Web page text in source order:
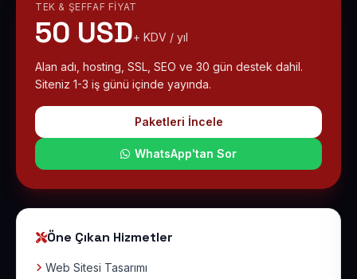
TEK & ŞEFFAF FIYAT
50 USD+ KDV / yıl
Alan adı, hosting, SSL, SEO ve 30 gün destek dahil.
Siteniz 1-3 iş günü içinde yayında.
Paketleri İncele
WhatsApp'tan Sor
Öne Çıkan Hizmetler
Web Sitesi Tasarımı